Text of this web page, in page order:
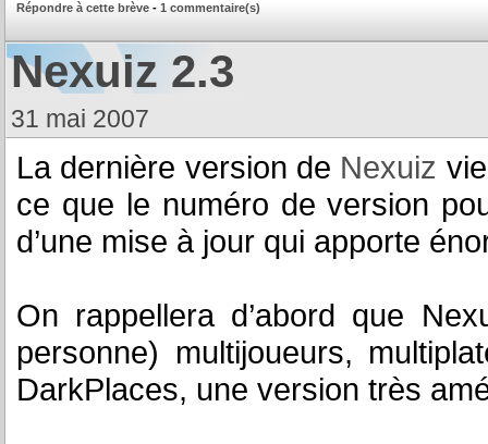
Répondre à cette brève - 1 commentaire(s)
Nexuiz 2.3
31 mai 2007
La dernière version de Nexuiz
ce que le numéro de version
d’une mise à jour qui apporte
On rappellera d’abord que
personne) multijoueurs,
DarkPlaces, une version très